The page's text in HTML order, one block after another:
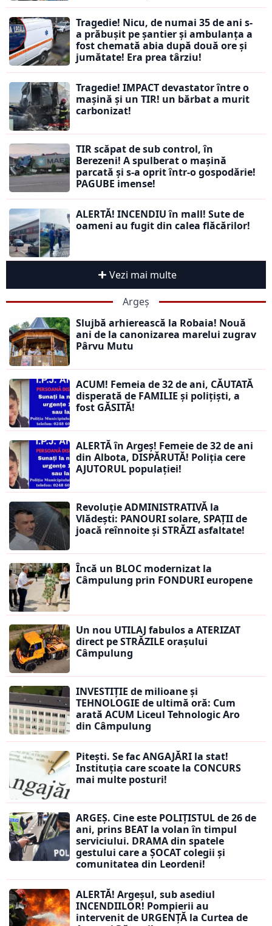
Tragedie! Nicu, de numai 35 de ani s-
a prăbușit pe șantier și ambulanța a
fost chemată abia după două ore și
jumătate! Era prea târziu!
Tragedie! IMPACT devastator între o
mașină și un TIR! un bărbat a murit
carbonizat!
TIR scăpat de sub control, în
Berezeni! A spulberat o mașină
parcată și s-a oprit într-o gospodărie!
PAGUBE imense!
ALERTĂ! INCENDIU în mall! Sute de
oameni au fugit din calea flăcărilor!
Vezi mai multe
Argeș
Slujbă arhierească la Robaia! Nouă
ani de la canonizarea marelui zugrav
Pârvu Mutu
ACUM! Femeia de 32 de ani, CĂUTATĂ
disperată de FAMILIE și polițiști, a
fost GĂSITĂ!
ALERTĂ în Argeș! Femeie de 32 de ani
din Albota, DISPĂRUTĂ! Poliția cere
AJUTORUL populației!
Revoluție ADMINISTRATIVĂ la
Vlădești: PANOURI solare, SPAȚII de
joacă reînnoite și STRĂZI asfaltate!
Încă un BLOC modernizat la
Câmpulung prin FONDURI europene
Un nou UTILAJ fabulos a ATERIZAT
direct pe STRĂZILE orașului
Câmpulung
INVESTIȚIE de milioane și
TEHNOLOGIE de ultimă oră: Cum
arată ACUM Liceul Tehnologic Aro
din Câmpulung
Pitești. Se fac ANGAJĂRI la stat!
Instituția care scoate la CONCURS
mai multe posturi!
ARGEȘ. Cine este POLIȚISTUL de 26 de
ani, prins BEAT la volan în timpul
serviciului. DRAMA din spatele
gestului care a ȘOCAT colegii și
comunitatea din Leordeni!
ALERTĂ! Argeșul, sub asediul
INCENDIILOR! Pompierii au
intervenit de URGENȚĂ la Curtea de